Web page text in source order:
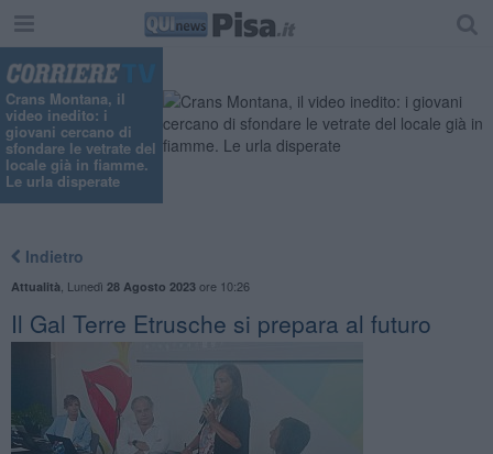
Crans Montana, il
video inedito: i
giovani cercano di
sfondare le vetrate del
locale già in fiamme.
Le urla disperate
Indietro
Attualità Lunedì 28 Agosto 2023ore 10:26
Il Gal Terre Etrusche si prepara al futuro